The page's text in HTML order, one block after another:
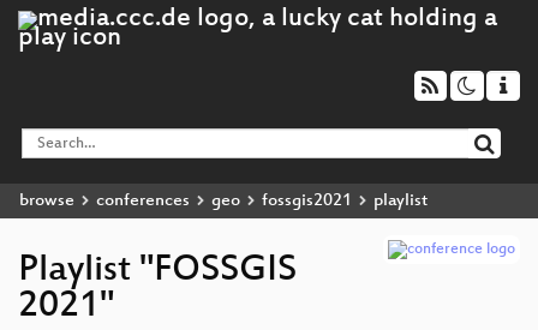
browse conferences geo fossgis2021 playlist
Playlist "FOSSGIS
2021"